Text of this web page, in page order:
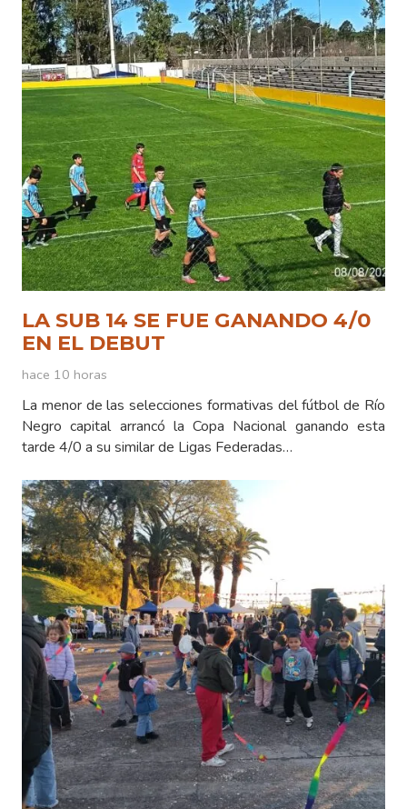
LA SUB 14 SE FUE GANANDO 4/0
EN EL DEBUT
hace 10 horas
La menor de las selecciones formativas del fútbol de Río
Negro capital arrancó la Copa Nacional ganando esta
tarde 4/0 a su similar de Ligas Federadas…